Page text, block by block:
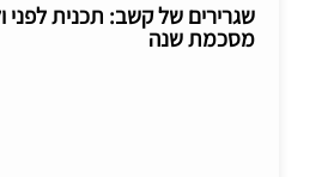
שגרירים של קשב: תכנית לפני
מסכמת שנה